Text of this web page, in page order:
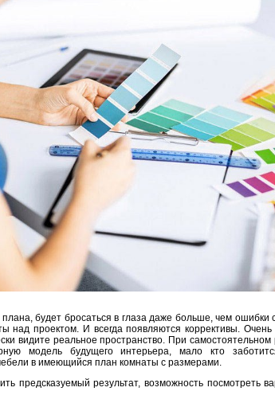
плана, будет бросаться в глаза даже больше, чем ошибки
над проектом. И всегда появляются коррективы.
видите реальное пространство. При
модель будущего интерьера, мало кто
в имеющийся план комнаты с размерами.
предсказуемый результат, возможность посмотреть